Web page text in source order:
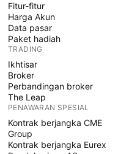
Fitur-fitur
Harga Akun
Data pasar
Paket hadiah
TRADING
Ikhtisar
Broker
Perbandingan broker
The Leap
PENAWARAN SPESIAL
Kontrak berjangka CME
Group
Kontrak berjangka Eurex